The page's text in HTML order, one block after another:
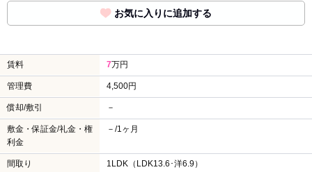
お気に入りに追加する
賃料 7万円
管理費 4,500円
償却/敷引 －
敷金・保証金/礼金・権
利金
－/1ヶ月
間取り 1LDK（LDK13.6･洋6.9）